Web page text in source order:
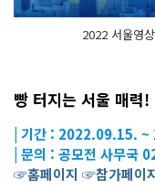
2022 서울영
빵 터지는 서울 매력
| 기간 : 2022.09.15.
| 문의 : 공모전 사무국
☞홈페이지 ☞참가페이